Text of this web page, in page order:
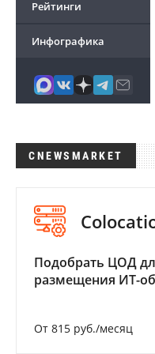
Рейтинги
Инфографика
CNEWSMARKET
Подобрать ЦОД
размещения ИТ-
От 815 руб./месяц